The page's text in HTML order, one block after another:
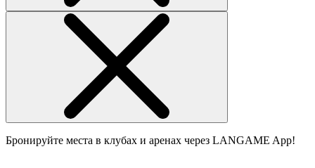
Бронируйте места в клубах и аренах через LANGAME App!